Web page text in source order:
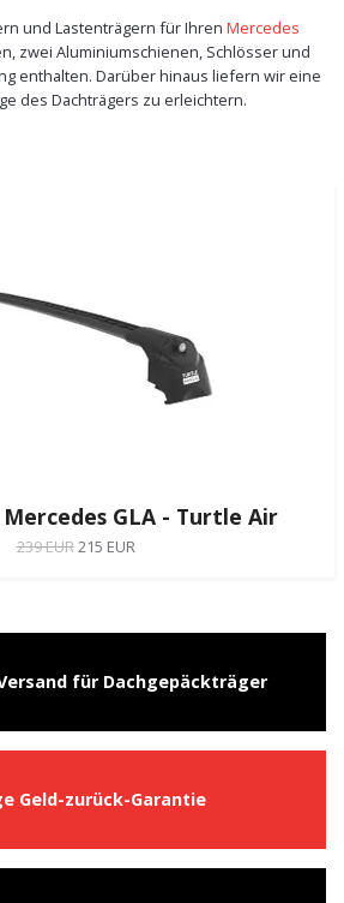
und Lastenträgern für Ihren Mercedes
zwei Aluminiumschienen, Schlösser und
enthalten. Darüber hinaus liefern wir eine
des Dachträgers zu erleichtern.
GLA - Turtle Air
239 EUR215 EUR
für Dachgepäckträger
Geld-zurück-Garantie